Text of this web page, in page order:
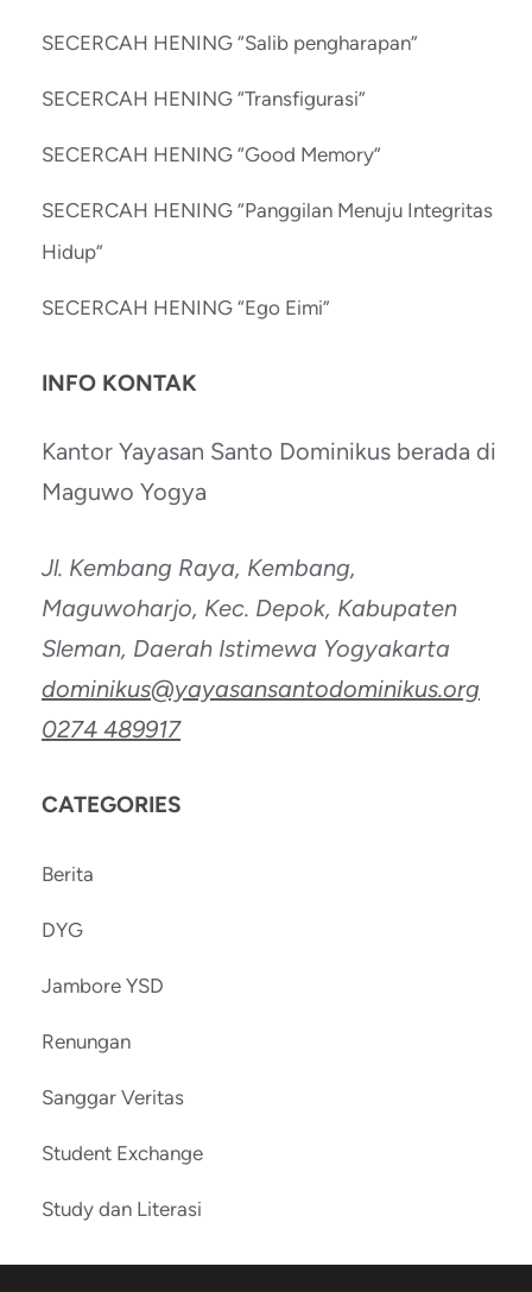
SECERCAH HENING “Salib pengharapan”
SECERCAH HENING “Transfigurasi”
SECERCAH HENING “Good Memory”
SECERCAH HENING “Panggilan Menuju Integritas
Hidup”
SECERCAH HENING “Ego Eimi”
INFO KONTAK
Kantor Yayasan Santo Dominikus berada di
Maguwo Yogya
Jl. Kembang Raya, Kembang,
Maguwoharjo, Kec. Depok, Kabupaten
Sleman, Daerah Istimewa Yogyakarta
dominikus@yayasansantodominikus.org
0274 489917
CATEGORIES
Berita
DYG
Jambore YSD
Renungan
Sanggar Veritas
Student Exchange
Study dan Literasi